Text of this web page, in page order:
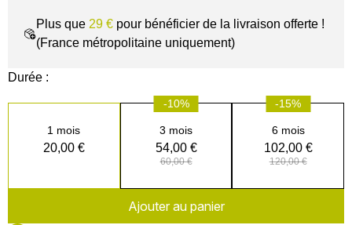
Plus que 29 € pour bénéficier de la livraison offerte !
(France métropolitaine uniquement)
Durée :
1 mois
20,00 €
3 mois
54,00 €
60,00 €
-10%
6 mois
102,00 €
120,00 €
-15%
Ajouter au panier